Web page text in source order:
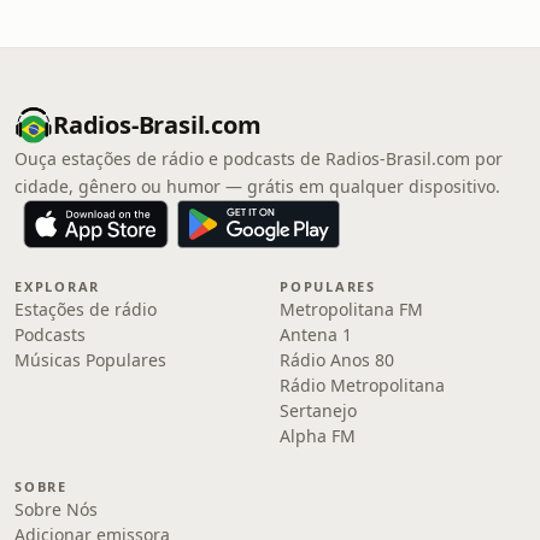
Radios-Brasil.com
Ouça estações de rádio e podcasts de Radios-Brasil.com por
cidade, gênero ou humor — grátis em qualquer dispositivo.
EXPLORAR
Estações de rádio
Podcasts
Músicas Populares
POPULARES
Metropolitana FM
Antena 1
Rádio Anos 80
Rádio Metropolitana
Sertanejo
Alpha FM
SOBRE
Sobre Nós
Adicionar emissora